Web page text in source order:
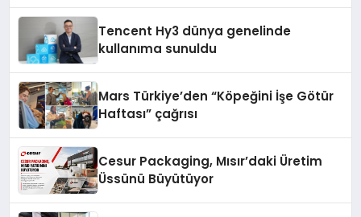
Tencent Hy3 dünya genelinde
kullanıma sunuldu
Mars Türkiye’den “Köpeğini İşe Götür
Haftası” çağrısı
Cesur Packaging, Mısır’daki Üretim
Üssünü Büyütüyor